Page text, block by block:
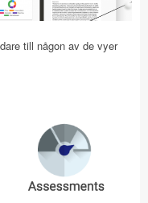
till någon av de vyer